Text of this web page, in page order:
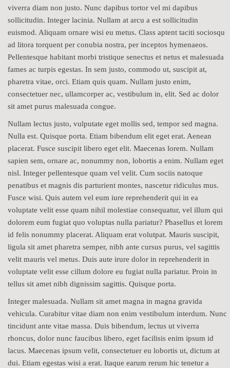
viverra diam non justo. Nunc dapibus tortor vel mi dapibus
sollicitudin. Integer lacinia. Nullam at arcu a est sollicitudin
euismod. Aliquam ornare wisi eu metus. Class aptent taciti sociosqu
ad litora torquent per conubia nostra, per inceptos hymenaeos.
Pellentesque habitant morbi tristique senectus et netus et malesuada
fames ac turpis egestas. In sem justo, commodo ut, suscipit at,
pharetra vitae, orci. Etiam quis quam. Nullam justo enim,
consectetuer nec, ullamcorper ac, vestibulum in, elit. Sed ac dolor
sit amet purus malesuada congue.
Nullam lectus justo, vulputate eget mollis sed, tempor sed magna.
Nulla est. Quisque porta. Etiam bibendum elit eget erat. Aenean
placerat. Fusce suscipit libero eget elit. Maecenas lorem. Nullam
sapien sem, ornare ac, nonummy non, lobortis a enim. Nullam eget
nisl. Integer pellentesque quam vel velit. Cum sociis natoque
penatibus et magnis dis parturient montes, nascetur ridiculus mus.
Fusce wisi. Quis autem vel eum iure reprehenderit qui in ea
voluptate velit esse quam nihil molestiae consequatur, vel illum qui
dolorem eum fugiat quo voluptas nulla pariatur? Phasellus et lorem
id felis nonummy placerat. Aliquam erat volutpat. Mauris suscipit,
ligula sit amet pharetra semper, nibh ante cursus purus, vel sagittis
velit mauris vel metus. Duis aute irure dolor in reprehenderit in
voluptate velit esse cillum dolore eu fugiat nulla pariatur. Proin in
tellus sit amet nibh dignissim sagittis. Quisque porta.
Integer malesuada. Nullam sit amet magna in magna gravida
vehicula. Curabitur vitae diam non enim vestibulum interdum. Nunc
tincidunt ante vitae massa. Duis bibendum, lectus ut viverra
rhoncus, dolor nunc faucibus libero, eget facilisis enim ipsum id
lacus. Maecenas ipsum velit, consectetuer eu lobortis ut, dictum at
dui. Etiam egestas wisi a erat. Itaque earum rerum hic tenetur a